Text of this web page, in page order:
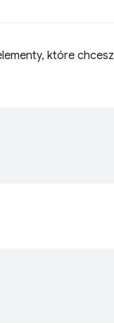
które chcesz